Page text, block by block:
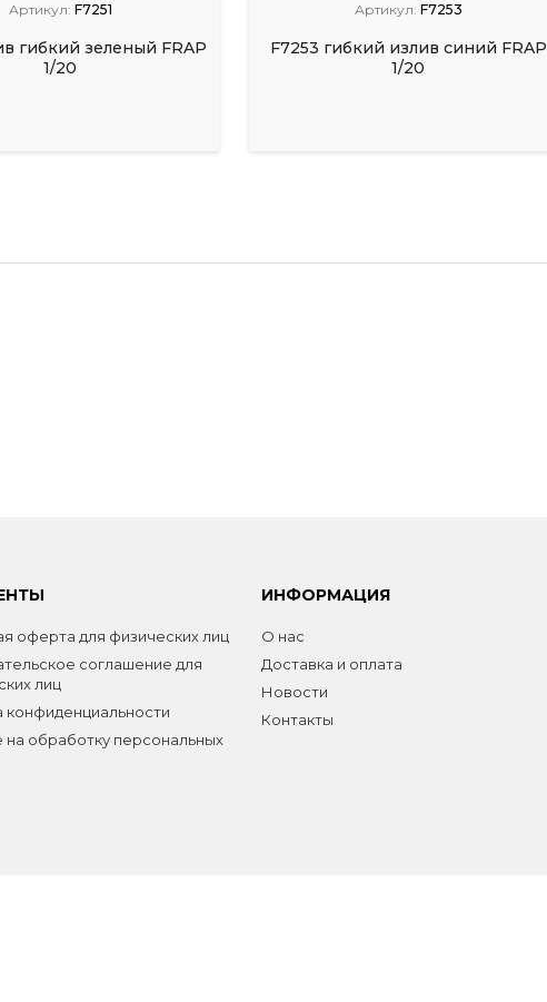
Артикул: F7251
гибкий зеленый FRAP
1/20
Артикул: F7253
F7253 гибкий излив синий FRAP
1/20
оферта для физических лиц
соглашение для
лиц
конфиденциальности
на обработку персональных
ИНФОРМАЦИЯ
О нас
Доставка и оплата
Новости
Контакты